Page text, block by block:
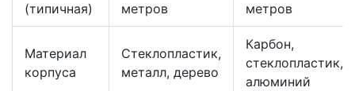
(типичная)
метров
метров
Материал
корпуса
Стеклопластик,
металл, дерево
Карбон,
стеклопластик,
алюминий